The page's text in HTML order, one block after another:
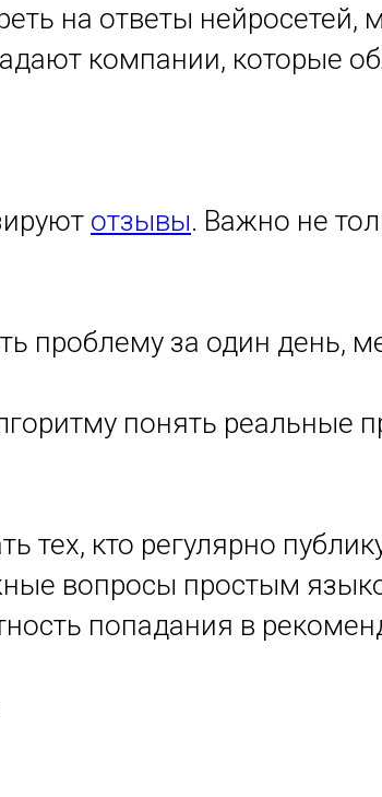
на ответы
компании, которые
отзывы. Важно не
проблему за один день,
понять реальные
тех, кто регулярно
вопросы простым
попадания в